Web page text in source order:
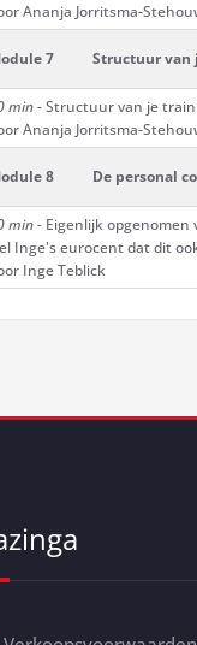
Ananja Jorritsma-
7 Structuur van
min -Structuur van je
Ananja Jorritsma-
8 De personal
min - Eigenlijk opgenomen
Inge's eurocent dat dit
Inge Teblick